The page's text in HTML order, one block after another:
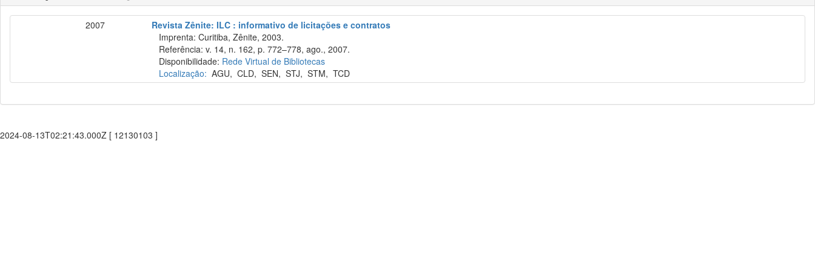
2007
Revista Zênite: ILC : informativo de licitações e contratos
Imprenta: Curitiba, Zênite, 2003.
Referência: v. 14, n. 162, p. 772–778, ago., 2007.
Disponibilidade: Rede Virtual de Bibliotecas
Localização: AGU,CLD,SEN,STJ,STM,TCD
2024-08-13T02:21:43.000Z [ 12130103 ]